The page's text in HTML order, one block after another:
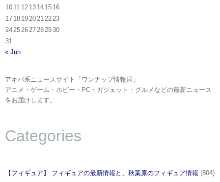
10 11 12 13 14 15 16
17 18 19 20 21 22 23
24 25 26 27 28 2930
31
« Jun
アキバ系ニュースサイト「ワンナップ情報局」
アニメ・ゲーム・ホビー・PC・ガジェット・グルメなどの最新ニュース
をお届けします。
Categories
【フィギュア】 フィギュアの最新情報と、秋葉原のフィギュア情報 (804)